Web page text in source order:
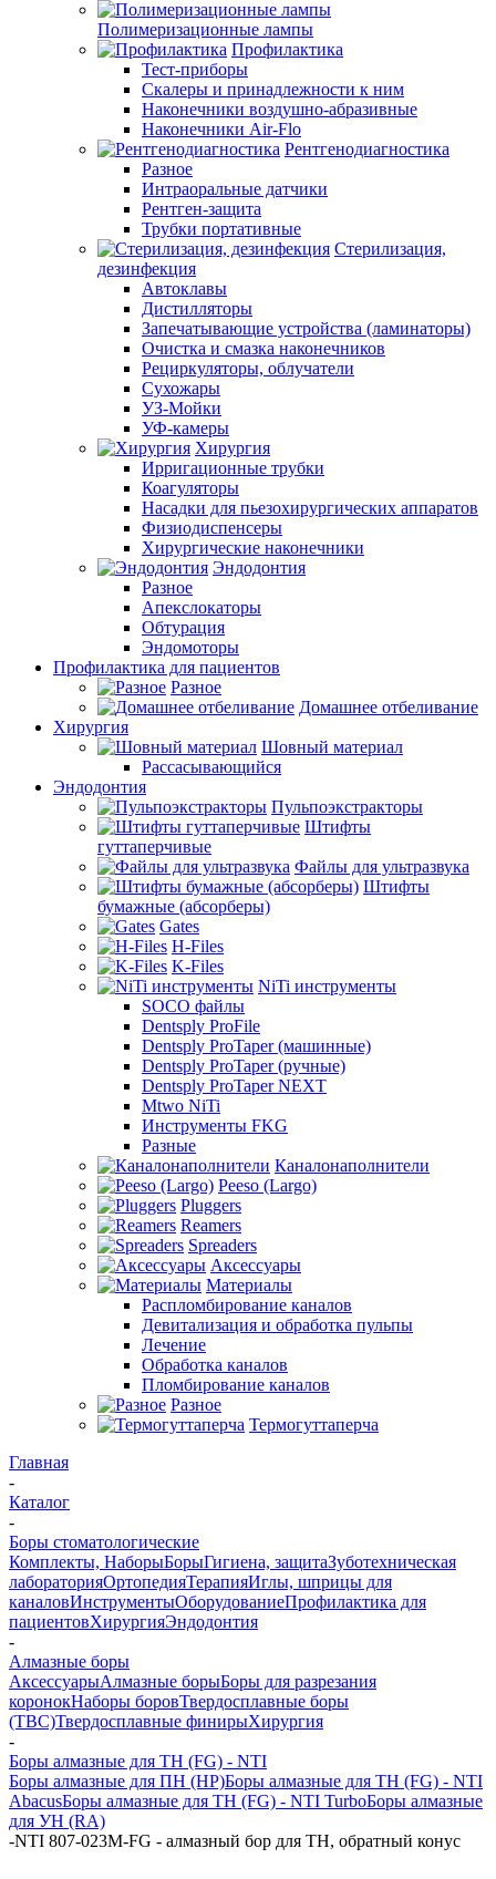
Полимеризационные лампы
Профилактика
Тест-приборы
Скалеры и принадлежности к ним
Наконечники воздушно-абразивные
Наконечники Air-Flo
Рентгенодиагностика
Разное
Интраоральные датчики
Рентген-защита
Трубки портативные
Стерилизация,
дезинфекция
Автоклавы
Дистилляторы
Запечатывающие устройства (ламинаторы)
Очистка и смазка наконечников
Рециркуляторы, облучатели
Сухожары
УЗ-Мойки
УФ-камеры
Хирургия
Ирригационные трубки
Коагуляторы
Насадки для пьезохирургических аппаратов
Физиодиспенсеры
Хирургические наконечники
Эндодонтия
Разное
Апекслокаторы
Обтурация
Эндомоторы
Профилактика для пациентов
Разное
Домашнее отбеливание
Хирургия
Шовный материал
Рассасывающийся
Эндодонтия
Пульпоэкстракторы
Штифты
гуттаперчивые
Файлы для ультразвука
Штифты
бумажные (абсорберы)
Gates
H-Files
K-Files
NiTi инструменты
SOCO файлы
Dentsply ProFile
Dentsply ProTaper (машинные)
Dentsply ProTaper (ручные)
Dentsply ProTaper NEXT
Mtwo NiTi
Инструменты FKG
Разные
Каналонаполнители
Peeso (Largo)
Pluggers
Reamers
Spreaders
Аксессуары
Материалы
Распломбирование каналов
Девитализация и обработка пульпы
Лечение
Обработка каналов
Пломбирование каналов
Разное
Термогуттаперча
Главная
-
Каталог
-
Боры стоматологические
Комплекты, НаборыБорыГигиена, защитаЗуботехническая
лабораторияОртопедияТерапияИглы, шприцы для
каналовИнструментыОборудованиеПрофилактика для
пациентовХирургияЭндодонтия
-
Алмазные боры
АксессуарыАлмазные борыБоры для разрезания
коронокНаборы боровТвердосплавные боры
(ТВС)Твердосплавные финирыХирургия
-
Боры алмазные для ТН (FG) - NTI
Боры алмазные для ПН (HP)Боры алмазные для ТН (FG) - NTI
AbacusБоры алмазные для ТН (FG) - NTI TurboБоры алмазные
для УН (RA)
-NTI 807-023M-FG - алмазный бор для ТН, обратный конус